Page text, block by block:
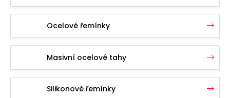
Ocelové řemínky
Masivní ocelové tahy
Silikonové řemínky
j
t
n
a